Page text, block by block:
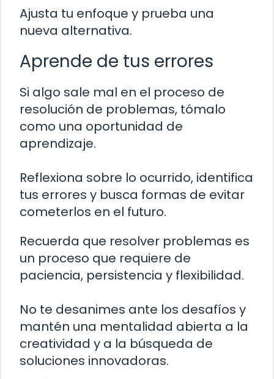
Ajusta tu enfoque y prueba una
nueva alternativa.
Aprende de tus errores
Si algo sale mal en el proceso de
resolución de problemas, tómalo
como una oportunidad de
aprendizaje.
Reflexiona sobre lo ocurrido, identifica
tus errores y busca formas de evitar
cometerlos en el futuro.
Recuerda que resolver problemas es
un proceso que requiere de
paciencia, persistencia y flexibilidad.
No te desanimes ante los desafíos y
mantén una mentalidad abierta a la
creatividad y a la búsqueda de
soluciones innovadoras.